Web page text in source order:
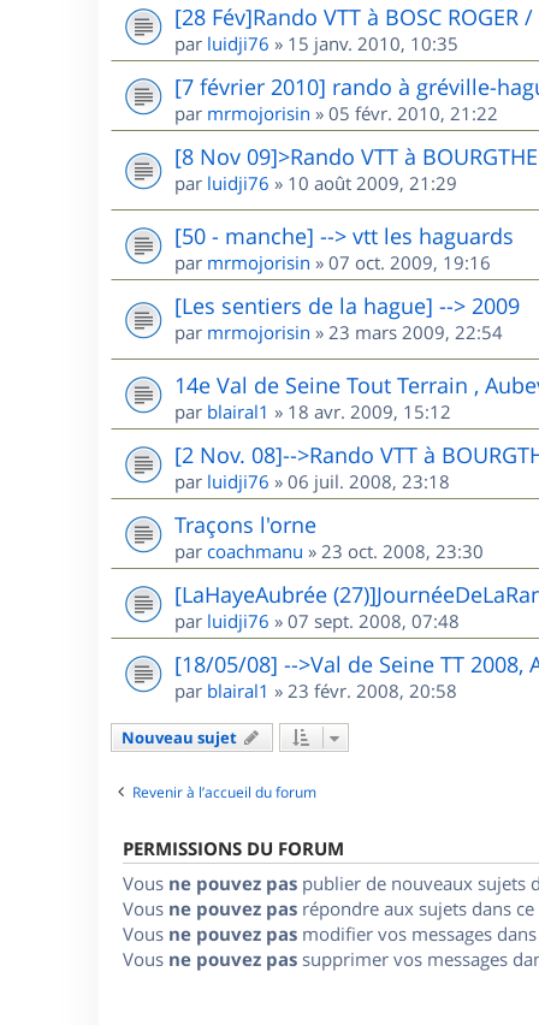
[28 Fév]Rando VTT à BOSC ROGER
par luidji76 » 15 janv. 2010, 10:35
[7 février 2010] rando à gréville-
par mrmojorisin » 05 févr. 2010, 21:22
[8 Nov 09]>Rando VTT à
par luidji76 » 10 août 2009, 21:29
[50 - manche] --> vtt les haguards
par mrmojorisin » 07 oct. 2009, 19:16
[Les sentiers de la hague] --> 2009
par mrmojorisin » 23 mars 2009, 22:54
14e Val de Seine Tout Terrain ,
par blairal1 » 18 avr. 2009, 15:12
[2 Nov. 08]-->Rando VTT à
par luidji76 » 06 juil. 2008, 23:18
Traçons l'orne
par coachmanu » 23 oct. 2008, 23:30
[LaHayeAubrée
par luidji76 » 07 sept. 2008, 07:48
[18/05/08] -->Val de Seine TT 2008,
par blairal1 » 23 févr. 2008, 20:58
Nouveau sujet
Revenir à l’accueil du forum
PERMISSIONS DU FORUM
Vous ne pouvez pas publier de nouveaux sujets
Vous ne pouvez pas répondre aux sujets dans
Vous ne pouvez pas modifier vos messages
Vous ne pouvez pas supprimer vos messages